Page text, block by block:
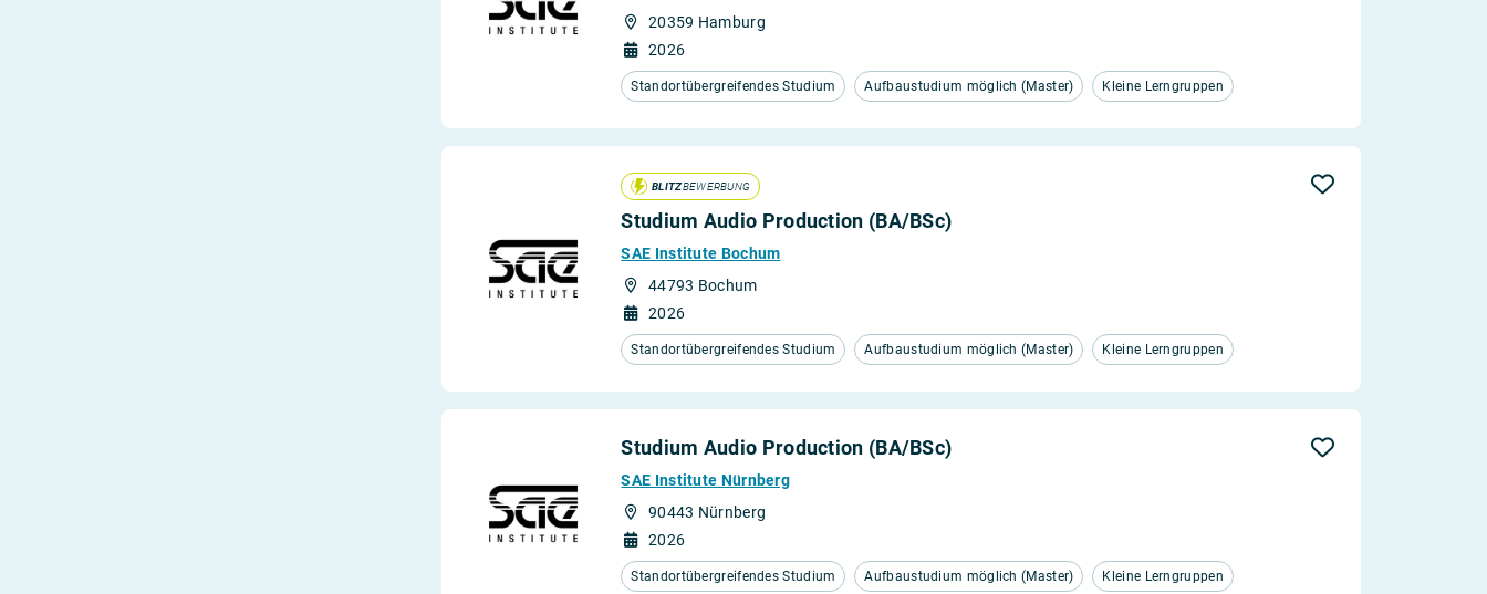
20359 Hamburg
2026
Standortübergreifendes Studium Aufbaustudium möglich (Master) Kleine Lerngruppen
BLITZBEWERBUNG
Studium Audio Production (BA/BSc)
SAE Institute Bochum
44793 Bochum
2026
Standortübergreifendes Studium Aufbaustudium möglich (Master) Kleine Lerngruppen
Studium Audio Production (BA/BSc)
SAE Institute Nürnberg
90443 Nürnberg
2026
Standortübergreifendes Studium Aufbaustudium möglich (Master) Kleine Lerngruppen